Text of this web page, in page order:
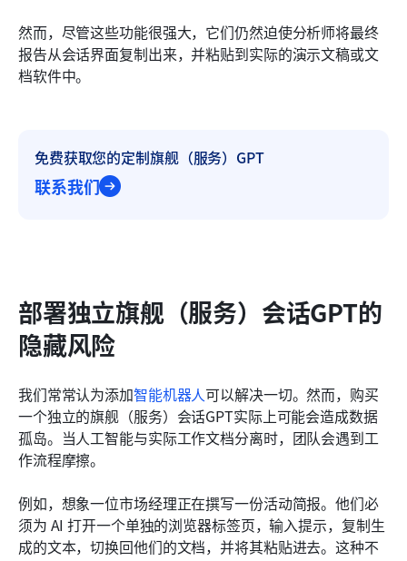
然而，尽管这些功能很强大，它们仍然迫使分析师将最终
报告从会话界面复制出来，并粘贴到实际的演示文稿或文
档软件中。
免费获取您的定制旗舰（服务）GPT
联系我们
部署独立旗舰（服务）会话GPT的
隐藏风险
我们常常认为添加智能机器人可以解决一切。然而，购买
一个独立的旗舰（服务）会话GPT实际上可能会造成数据
孤岛。当人工智能与实际工作文档分离时，团队会遇到工
作流程摩擦。
例如，想象一位市场经理正在撰写一份活动简报。他们必
须为 AI 打开一个单独的浏览器标签页，输入提示，复制生
成的文本，切换回他们的文档，并将其粘贴进去。这种不